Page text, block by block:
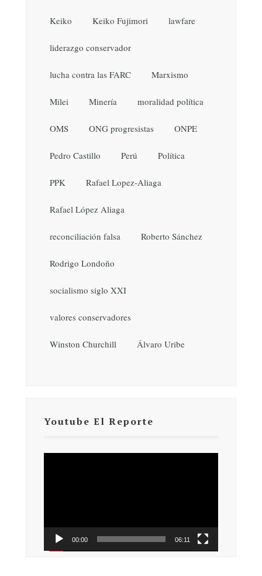
Keiko Keiko Fujimori lawfare
liderazgo conservador
lucha contra las FARC Marxismo
Milei Minería moralidad política
OMS ONG progresistas ONPE
Pedro Castillo Perú Política
PPK Rafael Lopez-Aliaga
Rafael López Aliaga
reconciliación falsa Roberto Sánchez
Rodrigo Londoño
socialismo siglo XXI
valores conservadores
Winston Churchill Álvaro Uribe
Youtube El Reporte
00:00 06:11